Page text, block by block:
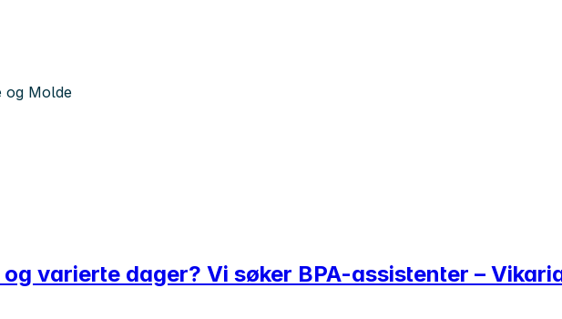
og Molde
varierte dager? Vi søker BPA-assistenter –